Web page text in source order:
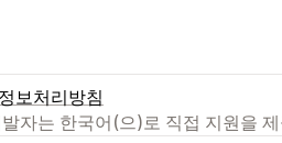
보처리방침
자는 한국어(으)로 직접 지원을